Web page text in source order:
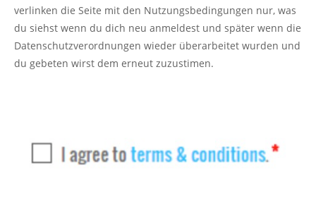
verlinken die Seite mit den Nutzungsbedingungen nur, was
du siehst wenn du dich neu anmeldest und später wenn die
Datenschutzverordnungen wieder überarbeitet wurden und
du gebeten wirst dem erneut zuzustimen.